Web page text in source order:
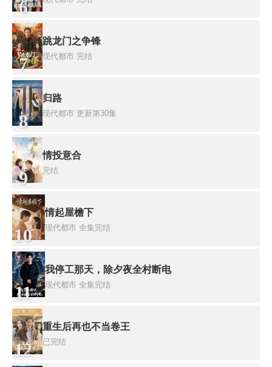
6
7
跳龙门之争锋
现代都市 完结
8
归路
现代都市 更新第30集
9
情投意合
完结
10
情起屋檐下
现代都市 全集完结
11
我停工那天，除夕夜全村断电
现代都市 全集完结
12
重生后再也不当卷王
已完结